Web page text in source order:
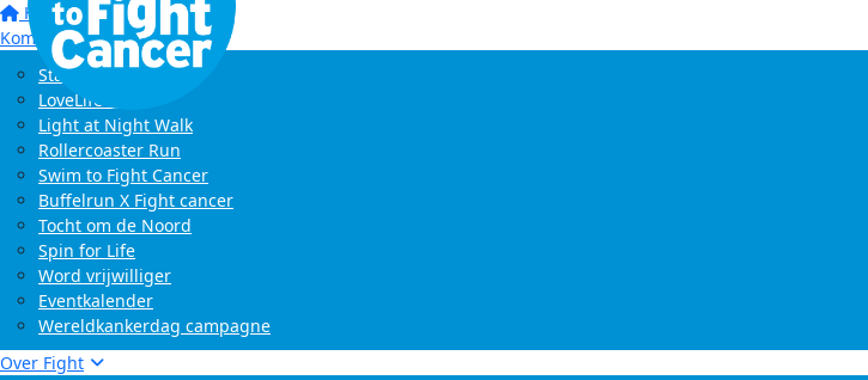
Home
Kom in actie
Start zelf een actie
LoveLife Run
Light at Night Walk
Rollercoaster Run
Swim to Fight Cancer
Buffelrun X Fight cancer
Tocht om de Noord
Spin for Life
Word vrijwilliger
Eventkalender
Wereldkankerdag campagne
Over Fight